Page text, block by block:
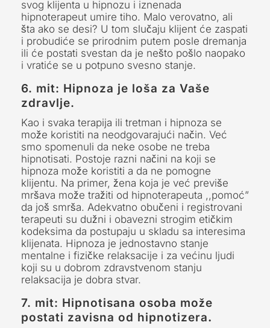
svog klijenta u hipnozu i iznenada
hipnoterapeut umire tiho. Malo verovatno, ali
šta ako se desi? U tom slučaju klijent će zaspati
i probudiće se prirodnim putem posle dremanja
ili će postati svestan da je nešto pošlo naopako
i vratiće se u potpuno svesno stanje.
6. mit: Hipnoza je loša za Vaše
zdravlje.
Kao i svaka terapija ili tretman i hipnoza se
može koristiti na neodgovarajući način. Već
smo spomenuli da neke osobe ne treba
hipnotisati. Postoje razni načini na koji se
hipnoza može koristiti a da ne pomogne
klijentu. Na primer, žena koja je već previše
mršava može tražiti od hipnoterapeuta ,,pomoć”
da još smrša. Adekvatno obučeni i registrovani
terapeuti su dužni i obavezni strogim etičkim
kodeksima da postupaju u skladu sa interesima
klijenata. Hipnoza je jednostavno stanje
mentalne i fizičke relaksacije i za većinu ljudi
koji su u dobrom zdravstvenom stanju
relaksacija je dobra stvar.
7. mit: Hipnotisana osoba može
postati zavisna od hipnotizera.